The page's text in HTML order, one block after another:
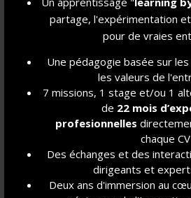
partage, l'expérimentation
pour de vraies
Une pédagogie basée sur les
les valeurs de
7 missions, 1 stage et/ou 1
de 22 mois
profesionnelles
chaque CV
Des échanges et des
dirigeants et
Deux ans d'immersion au
complexes, prendre du recul
C
Échanger, convaincre,